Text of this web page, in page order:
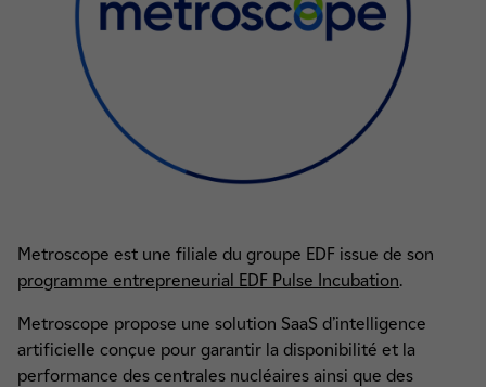
Metroscope est une filiale du groupe EDF issue de son
programme entrepreneurial EDF Pulse Incubation.
Metroscope propose une solution SaaS d’intelligence
artificielle conçue pour garantir la disponibilité et la
performance des centrales nucléaires ainsi que des